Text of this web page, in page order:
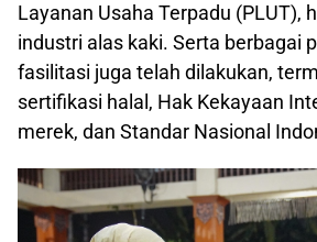
Layanan Usaha Terpadu (PLUT),
industri alas kaki. Serta berbagai
fasilitasi juga telah dilakukan,
sertifikasi halal, Hak Kekayaan
merek, dan Standar Nasional